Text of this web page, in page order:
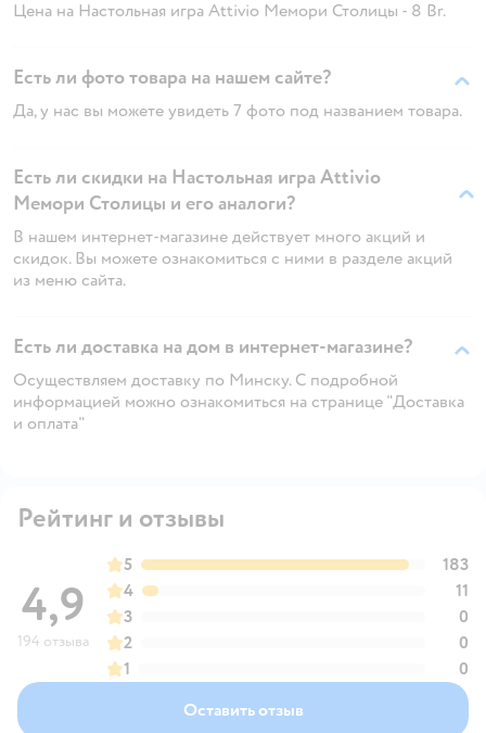
Цена на Настольная игра Attivio Мемори Столицы - 8 Br.
Есть ли фото товара на нашем сайте?
Да, у нас вы можете увидеть 7 фото под названием товара.
Есть ли скидки на Настольная игра Attivio
Мемори Столицы и его аналоги?
В нашем интернет-магазине действует много акций и
скидок. Вы можете ознакомиться с ними в разделе акций
из меню сайта.
Есть ли доставка на дом в интернет-магазине?
Осуществляем доставку по Минску. С подробной
информацией можно ознакомиться на странице "Доставка
и оплата"
Рейтинг и отзывы
4,9
194 отзыва
5
183
4
11
3
0
2
0
1
0
Оставить отзыв